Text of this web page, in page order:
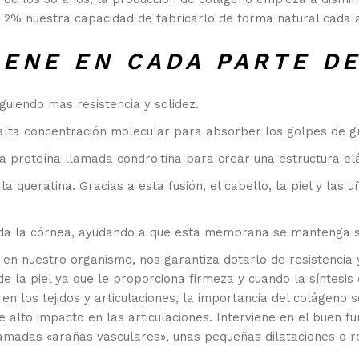
nuestra capacidad de fabricarlo de forma natural cada
EN CADA PARTE
más resistencia y solidez.
concentración molecular para absorber los golpes de
proteína llamada condroitina para crear una estructura
queratina. Gracias a esta fusión, el cabello, la piel y las
la córnea, ayudando a que esta membrana se mantenga
nuestro organismo, nos garantiza dotarlo de
la piel ya que le proporciona firmeza y cuando la síntesis
los tejidos y articulaciones, la importancia del colágeno
impacto en las articulaciones. Interviene en el buen
«arañas vasculares», unas pequeñas dilataciones o